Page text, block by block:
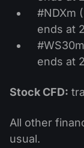
#NDXm
ends at
ends at
Stock CFD:
All other
usual.